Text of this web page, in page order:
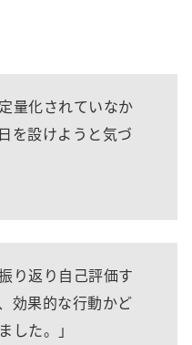
量化されていなか
を設けようと気づ
り返り自己評価す
効果的な行動かど
した。」